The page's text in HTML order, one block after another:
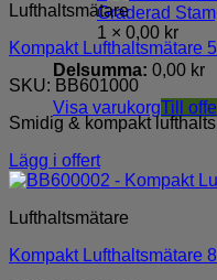
Graderad
1 × 0,00 kr
Delsumma: 0,00 kr
Visa varukorgTill
Lufthaltsmätare
Kompakt Lufthaltsmätare
SKU: BB601000
Smidig & kompakt
Lägg i offert
Lufthaltsmätare
Kompakt Lufthaltsmätare